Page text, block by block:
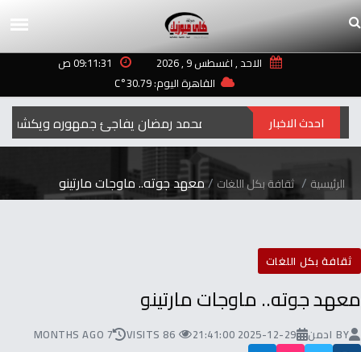
الاحد , اغسطس 9 , 2026
09:11:31 ص
القاهرة اليوم: 30.79°C
رمضان‭ ‬..2027محمد‭ ‬رمضان‭ ‬يفاجئ‭ ‬جمهوره‭ ‬ويكشف‭ ‬عن‭ ‬اسم‭ ‬ومهنة‭ ‬شخصيته‭ ‬الجديدة احدث الاخبار
الرئيسية ثقافة بكل اللغات معهد‭ ‬جوته.. ‬ماوجات‭ ‬مارتينو
ثقافة بكل اللغات
معهد‭ ‬جوته.. ‬ماوجات‭ ‬مارتينو
BY ادمن 2025-12-29 21:41:00
86 VISITS
7 MONTHS AGO